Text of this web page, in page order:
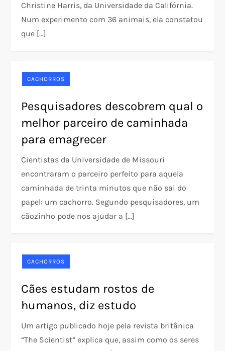
Christine Harris, da Universidade da Califórnia.
Num experimento com 36 animais, ela constatou
que […]
CACHORROS
Pesquisadores descobrem qual o
melhor parceiro de caminhada
para emagrecer
Cientistas da Universidade de Missouri
encontraram o parceiro perfeito para aquela
caminhada de trinta minutos que não sai do
papel: um cachorro. Segundo pesquisadores, um
cãozinho pode nos ajudar a […]
CACHORROS
Cães estudam rostos de
humanos, diz estudo
Um artigo publicado hoje pela revista britânica
“The Scientist” explica que, assim como os seres